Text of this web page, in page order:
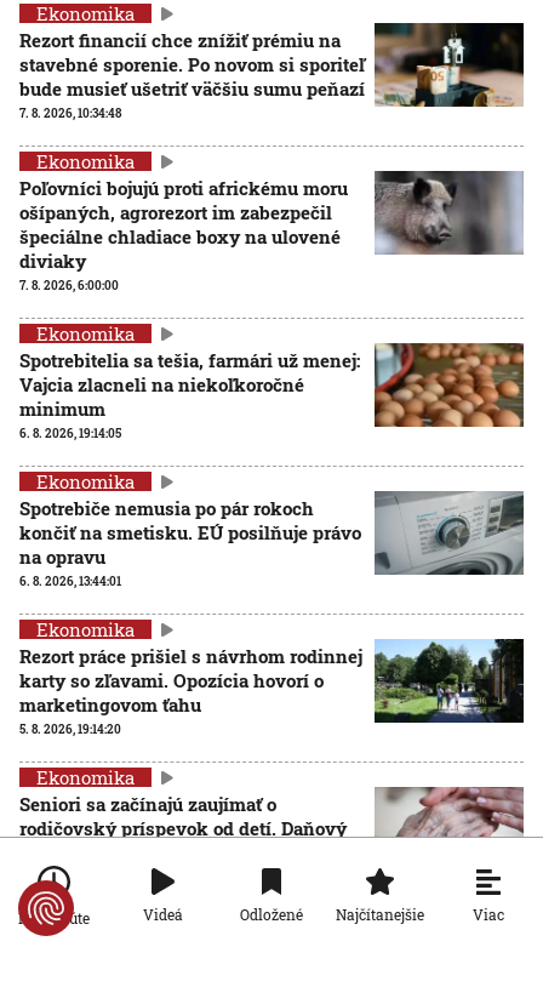
Ekonomika
Rezort financií chce znížiť prémiu na
stavebné sporenie. Po novom si sporiteľ
bude musieť ušetriť väčšiu sumu peňazí
7. 8. 2026, 10:34:48
Ekonomika
Poľovníci bojujú proti africkému moru
ošípaných, agrorezort im zabezpečil
špeciálne chladiace boxy na ulovené
diviaky
7. 8. 2026, 6:00:00
Ekonomika
Spotrebitelia sa tešia, farmári už menej:
Vajcia zlacneli na niekoľkoročné
minimum
6. 8. 2026, 19:14:05
Ekonomika
Spotrebiče nemusia po pár rokoch
končiť na smetisku. EÚ posilňuje právo
na opravu
6. 8. 2026, 13:44:01
Ekonomika
Rezort práce prišiel s návrhom rodinnej
karty so zľavami. Opozícia hovorí o
marketingovom ťahu
5. 8. 2026, 19:14:20
Ekonomika
Seniori sa začínajú zaujímať o
rodičovský príspevok od detí. Daňový
informácie nedajú
5. 8. 2026, 19:08:24
Po minúte Videá Odložené Najčítanejšie Viac